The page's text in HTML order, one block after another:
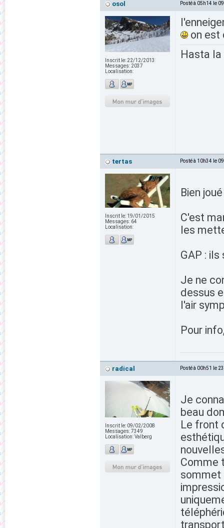
osol Posté à 05h14 le
Inscrit le: 22/12/2013
Messages: 2037
Localisation:
on est
Hasta
tertas Posté à 10h34 le
Inscrit le: 19/01/2015
Messages: 64
Localisation:
Bien
C'est
les
GAP :
Je ne
dessus
l'air
Pour
radical Posté à 00h51 le
Inscrit le: 09/02/2008
Messages:7349
Localisation:Valberg
Je
beau
Le front
Comme
sommet